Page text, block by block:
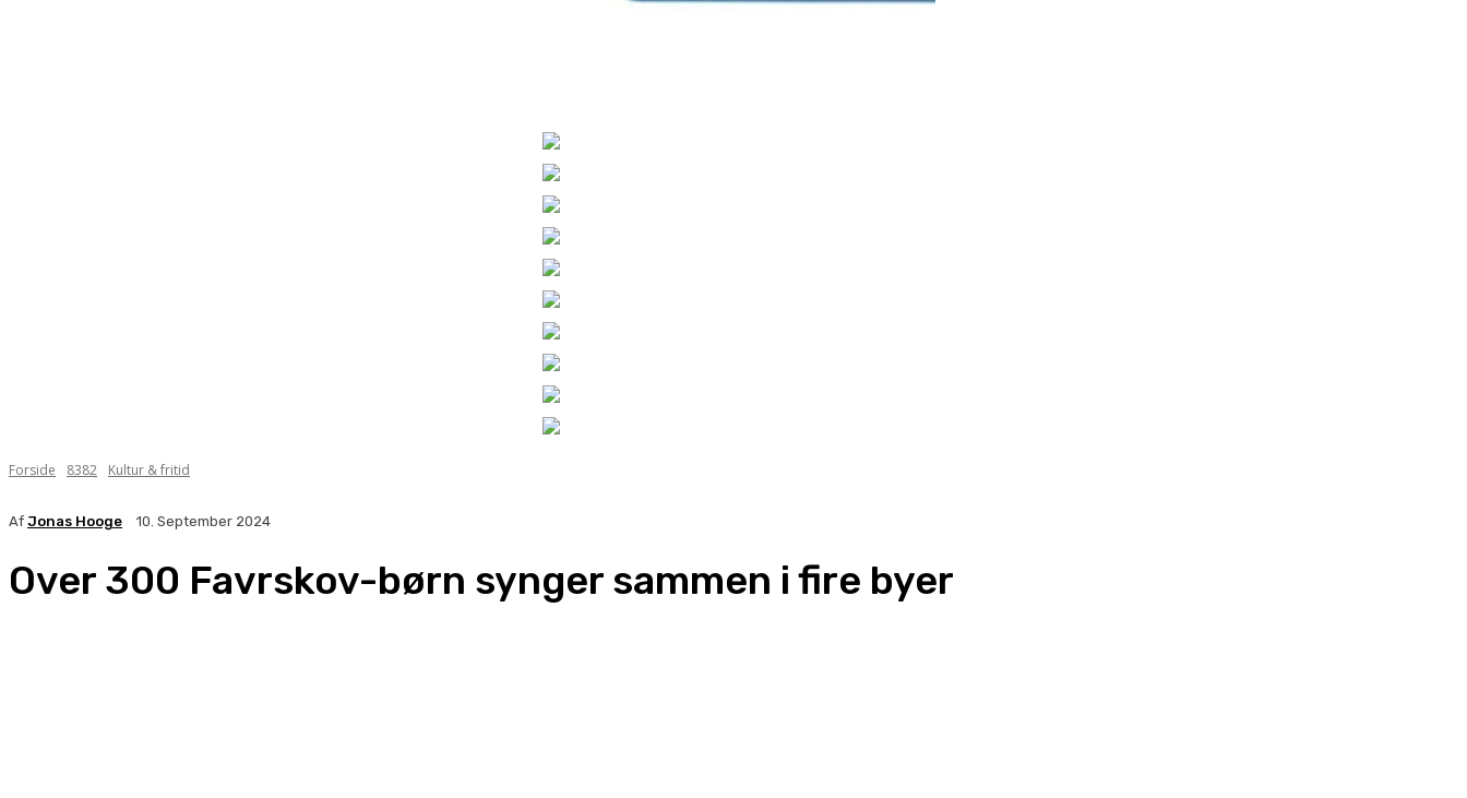
Forside 8382 Kultur & fritid
Af Jonas Hooge 10. September 2024
Over 300 Favrskov-børn synger sammen i fire byer